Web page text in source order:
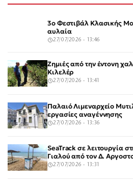
3ο Φεστιβάλ Κλασικής
αυλαία
27/07/2026 - 13:46
Ζημιές από την έντονη
Κιλελέρ
27/07/2026 - 13:41
Παλαιό Λιμεναρχείο
εργασίες αναγέννησης
27/07/2026 - 13:36
SeaTrack σε λειτουργία
Γιαλού από τον Δ.
27/07/2026 - 13:31